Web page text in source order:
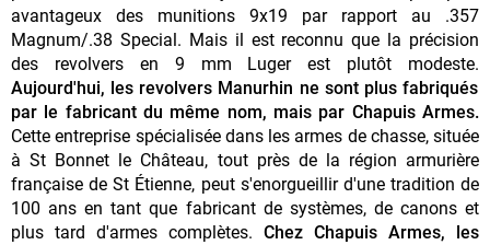
avantageux des munitions 9x19 par rapport au .357
Magnum/.38 Special. Mais il est reconnu que la précision
des revolvers en 9 mm Luger est plutôt modeste.
Aujourd'hui, les revolvers Manurhin ne sont plus fabriqués
par le fabricant du même nom, mais par Chapuis Armes.
Cette entreprise spécialisée dans les armes de chasse, située
à St Bonnet le Château, tout près de la région armurière
française de St Étienne, peut s'enorgueillir d'une tradition de
100 ans en tant que fabricant de systèmes, de canons et
plus tard d'armes complètes. Chez Chapuis Armes, les